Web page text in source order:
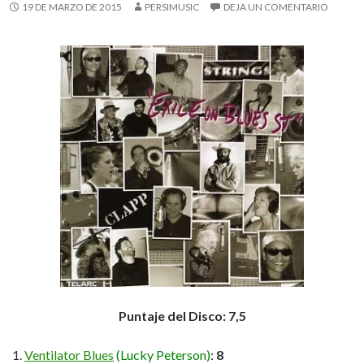
19 DE MARZO DE 2015 PERSIMUSIC DEJA UN COMENTARIO
Puntaje del Disco: 7,5
Ventilator Blues (Lucky Peterson): 8